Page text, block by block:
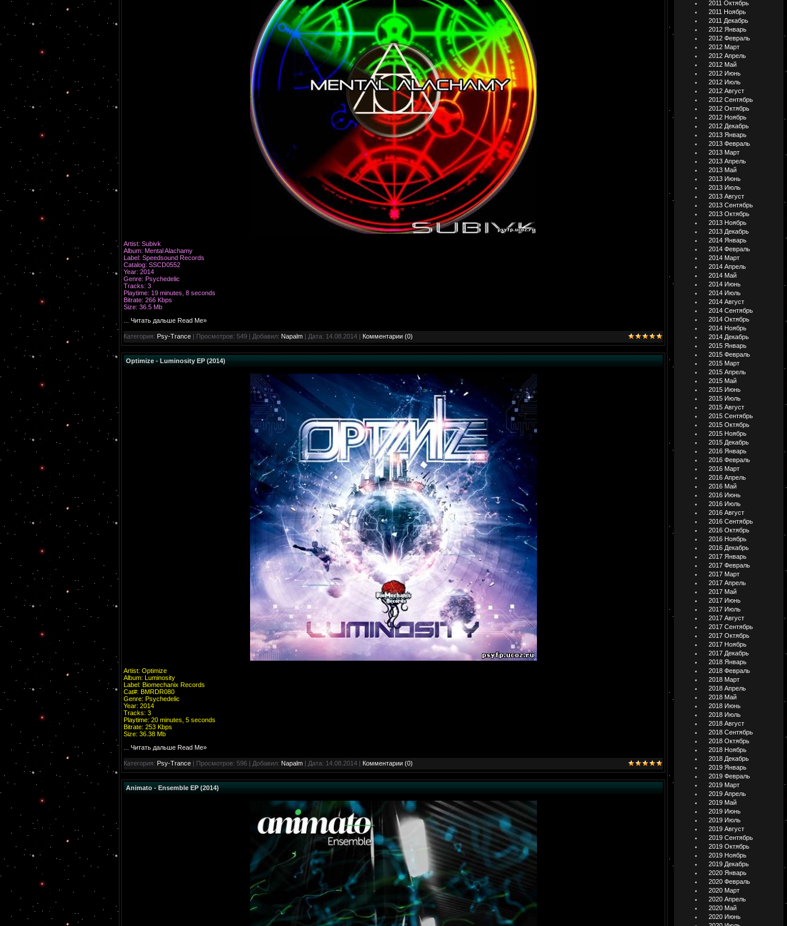
Artist: Subivk
Album: Mental Alachamy
Label: Speedsound Records
Catalog: SSCD0552
Year: 2014
Genre: Psychedelic
Tracks: 3
Playtime: 19 minutes, 8 seconds
Bitrate: 266 Kbps
Size: 36.5 Mb
Читать дальше Read Me»
Категория: Psy-Trance | Просмотров: 549 | Добавил: Napalm | Дата: 14.08.2014 Комментарии (0)
Optimize - Luminosity EP (2014)
Artist: Optimize
Album: Luminosity
Label: Biomechanix Records
Cat#: BMRDR080
Genre: Psychedelic
Year: 2014
Tracks: 3
Playtime: 20 minutes, 5 seconds
Bitrate: 253 Kbps
Size: 36.38 Mb
Читать дальше Read Me»
Категория: Psy-Trance | Просмотров: 596 | Добавил: Napalm | Дата: 14.08.2014 Комментарии (0)
Animato - Ensemble EP (2014)
2011 Октябрь
2011 Ноябрь
2011 Декабрь
2012 Январь
2012 Февраль
2012 Март
2012 Апрель
2012 Май
2012 Июнь
2012 Июль
2012 Август
2012 Сентябрь
2012 Октябрь
2012 Ноябрь
2012 Декабрь
2013 Январь
2013 Февраль
2013 Март
2013 Апрель
2013 Май
2013 Июнь
2013 Июль
2013 Август
2013 Сентябрь
2013 Октябрь
2013 Ноябрь
2013 Декабрь
2014 Январь
2014 Февраль
2014 Март
2014 Апрель
2014 Май
2014 Июнь
2014 Июль
2014 Август
2014 Сентябрь
2014 Октябрь
2014 Ноябрь
2014 Декабрь
2015 Январь
2015 Февраль
2015 Март
2015 Апрель
2015 Май
2015 Июнь
2015 Июль
2015 Август
2015 Сентябрь
2015 Октябрь
2015 Ноябрь
2015 Декабрь
2016 Январь
2016 Февраль
2016 Март
2016 Апрель
2016 Май
2016 Июнь
2016 Июль
2016 Август
2016 Сентябрь
2016 Октябрь
2016 Ноябрь
2016 Декабрь
2017 Январь
2017 Февраль
2017 Март
2017 Апрель
2017 Май
2017 Июнь
2017 Июль
2017 Август
2017 Сентябрь
2017 Октябрь
2017 Ноябрь
2017 Декабрь
2018 Январь
2018 Февраль
2018 Март
2018 Апрель
2018 Май
2018 Июнь
2018 Июль
2018 Август
2018 Сентябрь
2018 Октябрь
2018 Ноябрь
2018 Декабрь
2019 Январь
2019 Февраль
2019 Март
2019 Апрель
2019 Май
2019 Июнь
2019 Июль
2019 Август
2019 Сентябрь
2019 Октябрь
2019 Ноябрь
2019 Декабрь
2020 Январь
2020 Февраль
2020 Март
2020 Апрель
2020 Май
2020 Июнь